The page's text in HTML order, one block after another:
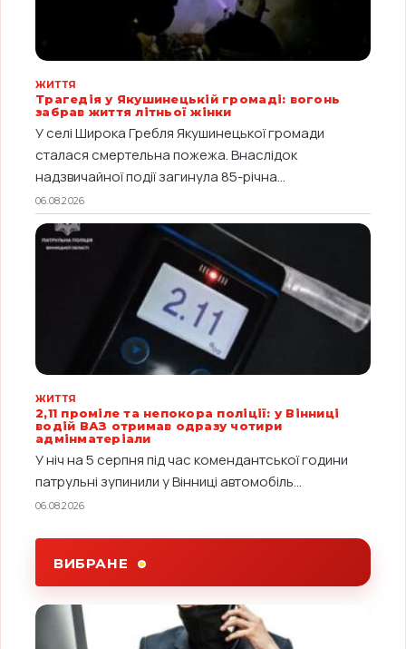
ЖИТТЯ
Трагедія у Якушинецькій громаді: вогонь
забрав життя літньої жінки
У селі Широка Гребля Якушинецької громади
сталася смертельна пожежа. Внаслідок
надзвичайної події загинула 85-річна...
06.08.2026
ЖИТТЯ
2,11 проміле та непокора поліції: у Вінниці
водій ВАЗ отримав одразу чотири
адмінматеріали
У ніч на 5 серпня під час комендантської години
патрульні зупинили у Вінниці автомобіль...
06.08.2026
ВИБРАНЕ